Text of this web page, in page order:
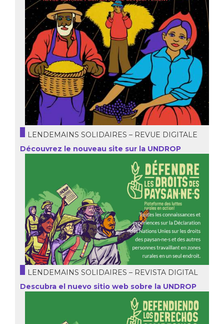
LENDEMAINS SOLIDAIRES – REVUE DIGITALE
Découvrez le nouveau site sur la UNDROP
LENDEMAINS SOLIDAIRES – REVISTA DIGITAL
Descubra el nuevo sitio web sobre la UNDROP